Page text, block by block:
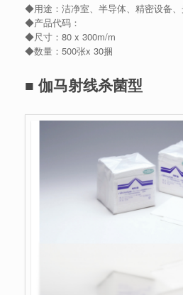
◆用途：洁净室、半导体、精密设备
◆产品代码：
◆尺寸：80 x 300m/m
◆数量：500张x 30捆
■ 伽马射线杀菌型